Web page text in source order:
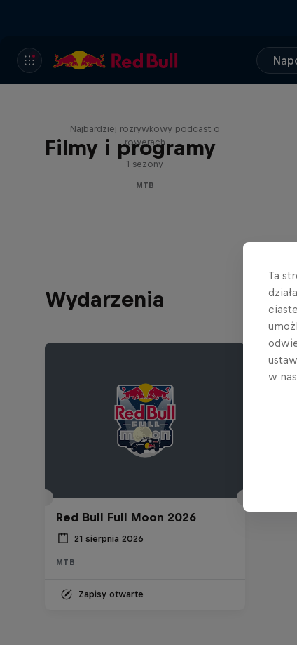
Filmy i programy
Najbardziej rozrywkowy podcast o
rowerach
1 sezony
MTB
Wydarzenia
Red Bull Full Moon 2026
21 sierpnia 2026
MTB
Zapisy otwarte
Ta
w